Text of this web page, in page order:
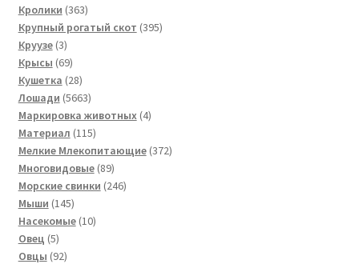
товар
Кролики 363363
товара
Крупный рогатый скот 395395
Круузе 33
товара
Крысы 6969
товаров
Кушетка 2828
товаров
Лошади 56635663
товара
Маркировка животных 44
Материал 115115
товаров
Мелкие Млекопитающие 372372
Многовидовые 8989
товаров
Морские свинки 246246
Мыши 145145
товаров
Насекомые 1010
Овец 55
товаров
Овцы 9292